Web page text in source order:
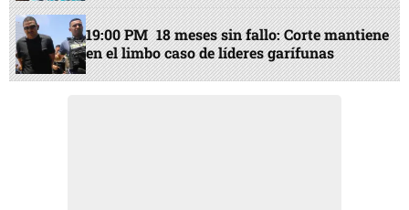
19:00 PM 18 meses sin fallo: Corte mantiene
en el limbo caso de líderes garífunas